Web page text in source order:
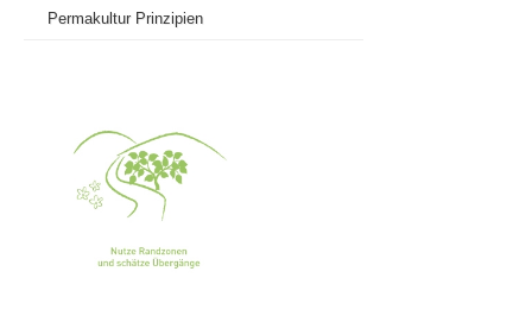
Permakultur Prinzipien